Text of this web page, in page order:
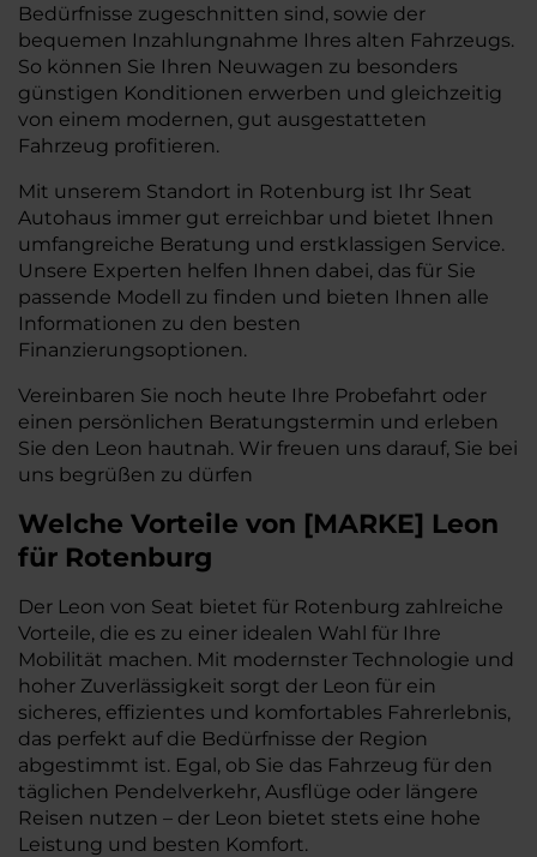
Bedürfnisse zugeschnitten sind, sowie der
bequemen Inzahlungnahme Ihres alten Fahrzeugs.
So können Sie Ihren Neuwagen zu besonders
günstigen Konditionen erwerben und gleichzeitig
von einem modernen, gut ausgestatteten
Fahrzeug profitieren.
Mit unserem Standort in Rotenburg ist Ihr Seat
Autohaus immer gut erreichbar und bietet Ihnen
umfangreiche Beratung und erstklassigen Service.
Unsere Experten helfen Ihnen dabei, das für Sie
passende Modell zu finden und bieten Ihnen alle
Informationen zu den besten
Finanzierungsoptionen.
Vereinbaren Sie noch heute Ihre Probefahrt oder
einen persönlichen Beratungstermin und erleben
Sie den Leon hautnah. Wir freuen uns darauf, Sie bei
uns begrüßen zu dürfen
Welche Vorteile von [MARKE] Leon
für Rotenburg
Der Leon von Seat bietet für Rotenburg zahlreiche
Vorteile, die es zu einer idealen Wahl für Ihre
Mobilität machen. Mit modernster Technologie und
hoher Zuverlässigkeit sorgt der Leon für ein
sicheres, effizientes und komfortables Fahrerlebnis,
das perfekt auf die Bedürfnisse der Region
abgestimmt ist. Egal, ob Sie das Fahrzeug für den
täglichen Pendelverkehr, Ausflüge oder längere
Reisen nutzen – der Leon bietet stets eine hohe
Leistung und besten Komfort.